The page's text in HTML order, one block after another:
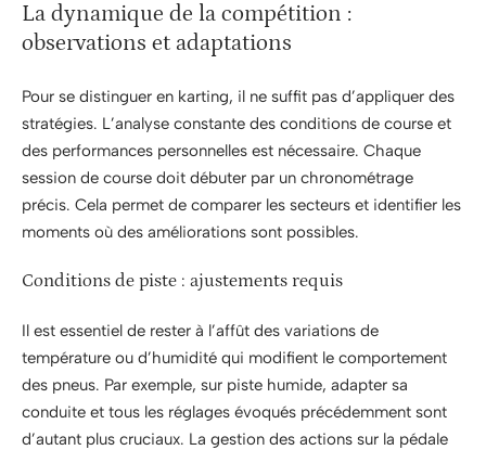
La dynamique de la compétition :
observations et adaptations
Pour se distinguer en karting, il ne suffit pas d’appliquer des
stratégies. L’analyse constante des conditions de course et
des performances personnelles est nécessaire. Chaque
session de course doit débuter par un chronométrage
précis. Cela permet de comparer les secteurs et identifier les
moments où des améliorations sont possibles.
Conditions de piste : ajustements requis
Il est essentiel de rester à l’affût des variations de
température ou d’humidité qui modifient le comportement
des pneus. Par exemple, sur piste humide, adapter sa
conduite et tous les réglages évoqués précédemment sont
d’autant plus cruciaux. La gestion des actions sur la pédale